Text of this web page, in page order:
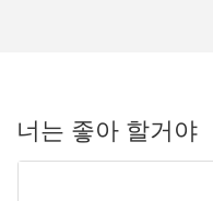
너는 좋아 할거야